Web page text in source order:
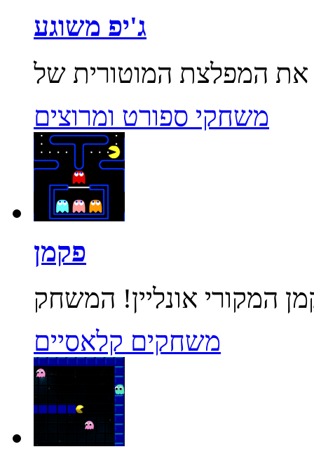
ג'יפ משוגע
משחקי ספורט ומרוצים
פקמן
משחקים קלאסיים